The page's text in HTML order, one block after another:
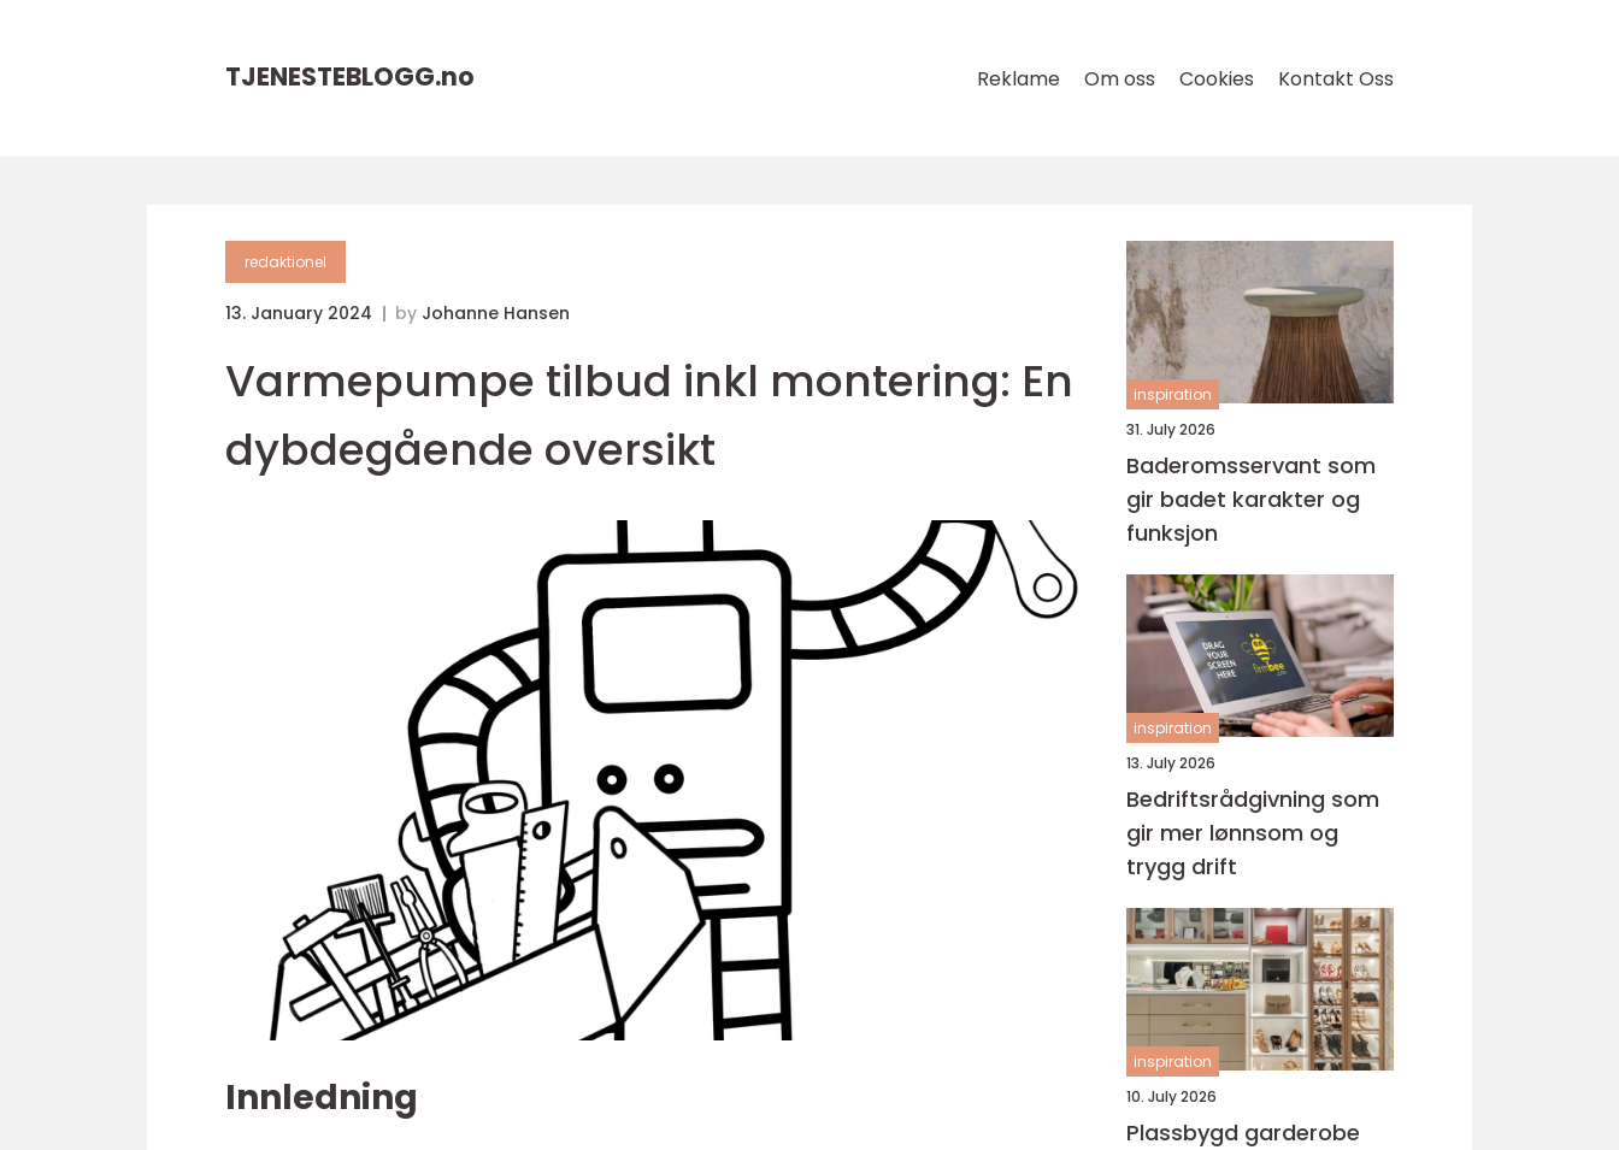
TJENESTEBLOGG.no Reklame Om oss Cookies Kontakt Oss
redaktionel
13. January 2024 by Johanne Hansen
Varmepumpe tilbud inkl montering: En
dybdegående oversikt
Innledning
inspiration
31. July 2026
Baderomsservant som
gir badet karakter og
funksjon
inspiration
13. July 2026
Bedriftsrådgivning som
gir mer lønnsom og
trygg drift
inspiration
10. July 2026
Plassbygd garderobe